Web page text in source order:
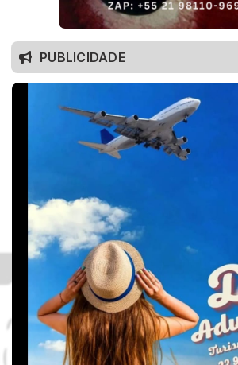
PUBLICIDADE